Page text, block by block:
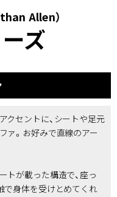
Allen）
ズ
クセントに、シートや足元
ァ。お好みで直線のアー
トが載った構造で、座っ
で身体を受けとめてくれ